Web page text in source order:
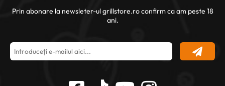
Prin abonare la newsleter-ul grillstore.ro confirm ca am peste 18
ani.